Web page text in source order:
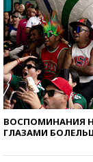
ВОСПОМИНАНИЯ
ГЛАЗАМИ